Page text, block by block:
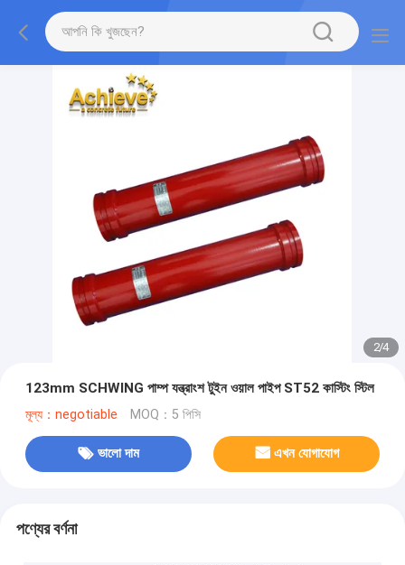
2/4
123mm SCHWING পাম্প যন্ত্রাংশ টুইন ওয়াল পাইপ ST52 কাস্টিং স্টিল
মূল্য：negotiable MOQ：5 পিসি
ভালো দাম এখন যোগাযোগ
পণ্যের বর্ণনা